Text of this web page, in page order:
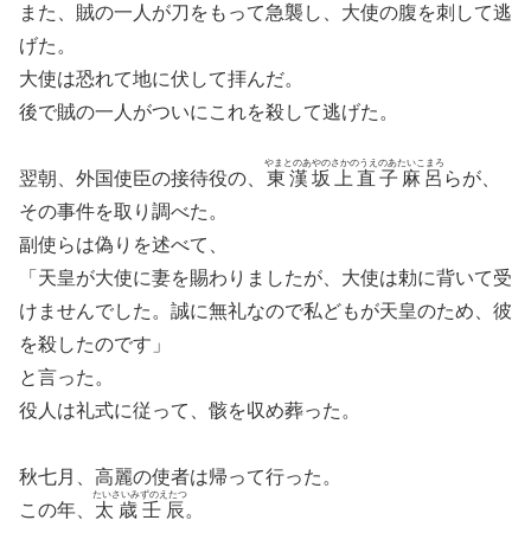
また、賊の一人が刀をもって急襲し、大使の腹を刺して逃
げた。
大使は恐れて地に伏して拝んだ。
後で賊の一人がついにこれを殺して逃げた。
翌朝、外国使臣の接待役の、 東漢坂上直子麻呂
やまとのあやのさかのうえのあたいこまろ
らが、
その事件を取り調べた。
副使らは偽りを述べて、
「天皇が大使に妻を賜わりましたが、大使は勅に背いて受
けませんでした。誠に無礼なので私どもが天皇のため、彼
を殺したのです」
と言った。
役人は礼式に従って、骸を収め葬った。
秋七月、高麗の使者は帰って行った。
この年、 太歳壬辰
たいさいみずのえたつ
。